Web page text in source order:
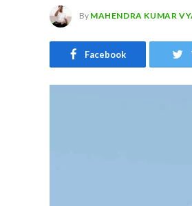
By MAHENDRA KUMAR
Facebook